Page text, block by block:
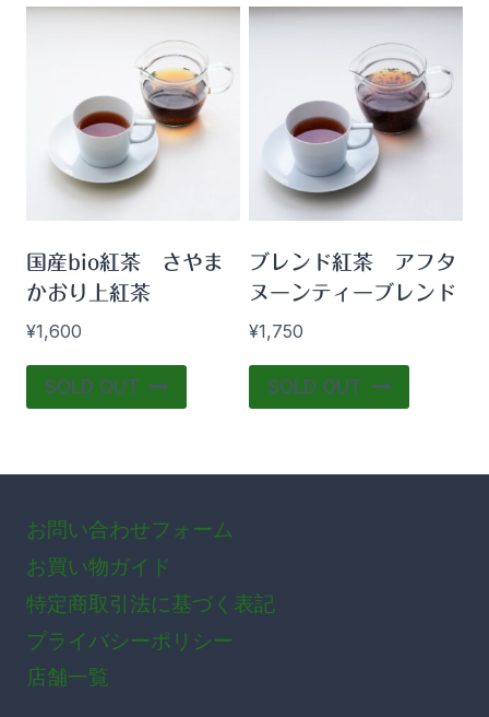
国産bio紅茶 さやま
かおり上紅茶
¥1,600
SOLD OUT
ブレンド紅茶 アフタ
ヌーンティーブレンド
¥1,750
SOLD OUT
お問い合わせフォーム
お買い物ガイド
特定商取引法に基づく表記
プライバシーポリシー
店舗一覧